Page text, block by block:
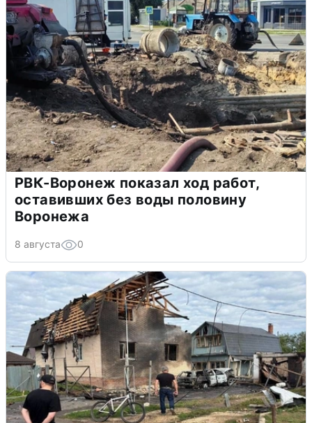
РВК-Воронеж показал ход работ,
оставивших без воды половину
Воронежа
8 августа 0